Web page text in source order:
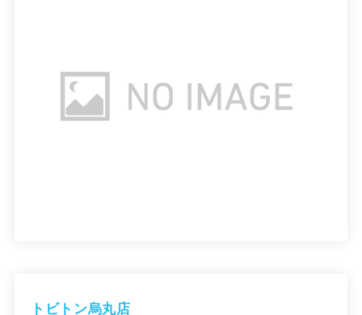
トビトン烏丸店